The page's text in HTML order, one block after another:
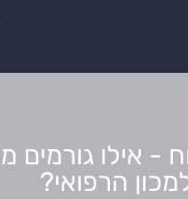
- אילו גורמים
הרפואי?